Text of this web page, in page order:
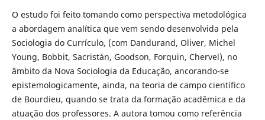
O estudo foi feito tomando como perspectiva metodológica
a abordagem analítica que vem sendo desenvolvida pela
Sociologia do Currículo, (com Dandurand, Oliver, Michel
Young, Bobbit, Sacristán, Goodson, Forquin, Chervel), no
âmbito da Nova Sociologia da Educação, ancorando-se
epistemologicamente, ainda, na teoria de campo científico
de Bourdieu, quando se trata da formação acadêmica e da
atuação dos professores. A autora tomou como referência